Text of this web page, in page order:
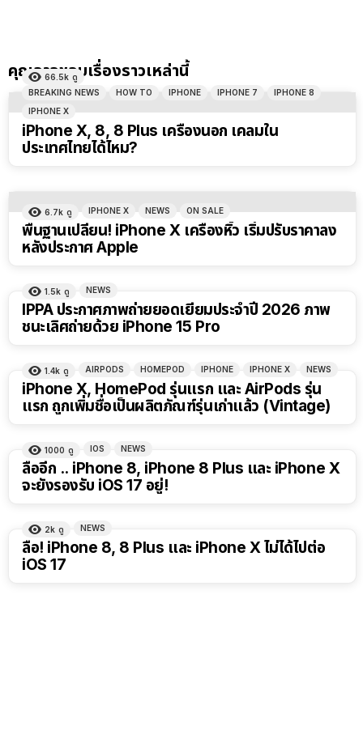
คุณอาจชอบเรื่องราวเหล่านี้
66.5k ดู
BREAKING NEWS
HOW TO IPHONE IPHONE 7
IPHONE 8
IPHONE X
iPhone X, 8, 8 Plus เครื่องนอก เคลมใน
ประเทศไทยได้ไหม?
6.7k ดู IPHONE X NEWS ON SALE
พื้นฐานเปลี่ยน! iPhone X เครื่องหิ้ว เริ่มปรับราคาลง
หลังประกาศ Apple
1.5k ดู NEWS
IPPA ประกาศภาพถ่ายยอดเยี่ยมประจำปี 2026 ภาพ
ชนะเลิศถ่ายด้วย iPhone 15 Pro
1.4k ดู AIRPODS HOMEPOD IPHONE IPHONE X NEWS
iPhone X, HomePod รุ่นแรก และ AirPods รุ่น
แรก ถูกเพิ่มชื่อเป็นผลิตภัณฑ์รุ่นเก่าแล้ว (Vintage)
1000 ดู IOS NEWS
ลืออีก .. iPhone 8, iPhone 8 Plus และ iPhone X
จะยังรองรับ iOS 17 อยู่!
2k ดู NEWS
ลือ! iPhone 8, 8 Plus และ iPhone X ไม่ได้ไปต่อ
iOS 17